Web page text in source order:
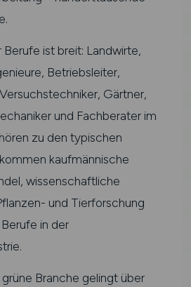
Berufe ist breit: Landwirte,
Betriebsleiter,
Gärtner,
und Fachberater im
zu den typischen
kaufmännische
wissenschaftliche
und Tierforschung
in der
Branche gelingt über